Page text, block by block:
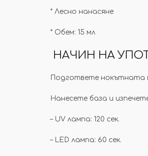
* Лесно нанасяне
* Обем: 15 мл
НАЧИН НА
Подгответе нокътната
Нанесете база и
– UV лампа: 120 сек.
– LED лампа: 60 сек.